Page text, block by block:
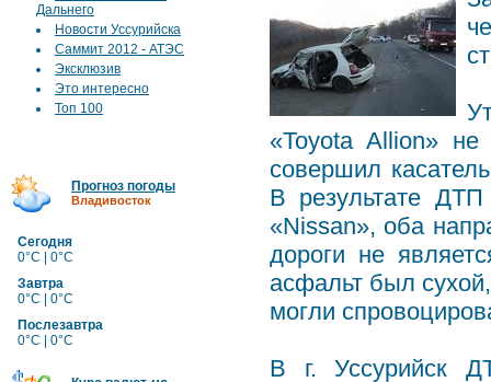
Дальнего
Новости Уссурийска
Саммит 2012 - АТЭС
Эксклюзив
Это интересно
Топ 100
Прогноз погоды
Владивосток
Сегодня
0°C | 0°C
Завтра
0°C | 0°C
Послезавтра
0°C | 0°C
«Toyota Allion»
совершил
В результате
«Nissan», оба
дороги не
асфальт был
могли
В г. Уссурийск